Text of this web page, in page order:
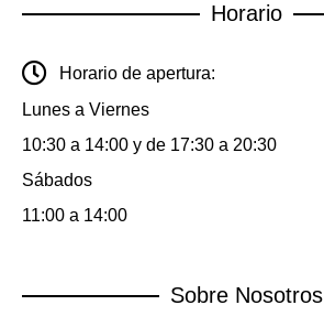
Horario
Horario de apertura:
Lunes a Viernes
10:30 a 14:00 y de 17:30 a 20:30
Sábados
11:00 a 14:00
Sobre Nosotros